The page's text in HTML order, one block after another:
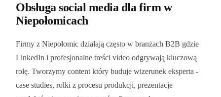
Obsługa social media dla firm w
Niepołomicach
Firmy z Niepołomic działają często w branżach B2B gdzie
LinkedIn i profesjonalne treści video odgrywają kluczową
rolę. Tworzymy content który buduje wizerunek eksperta -
case studies, rolki z procesu produkcji, prezentacje